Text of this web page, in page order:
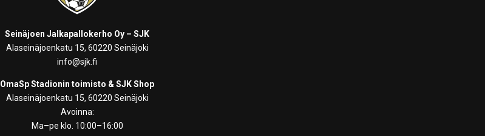
Seinäjoen Jalkapallokerho Oy – SJK
Alaseinäjoenkatu 15, 60220 Seinäjoki
info@sjk.fi
OmaSp Stadionin toimisto & SJK Shop
Alaseinäjoenkatu 15, 60220 Seinäjoki
Avoinna:
Ma–pe klo. 10:00–16:00